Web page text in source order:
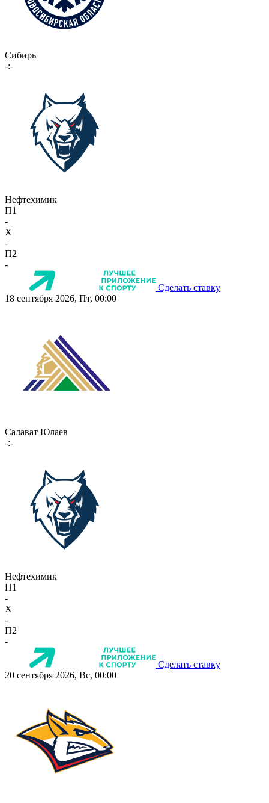
Сибирь
-:-
Нефтехимик
П1
-
X
-
П2
-
Сделать ставку
18 сентября 2026, Пт, 00:00
Салават Юлаев
-:-
Нефтехимик
П1
-
X
-
П2
-
Сделать ставку
20 сентября 2026, Вс, 00:00